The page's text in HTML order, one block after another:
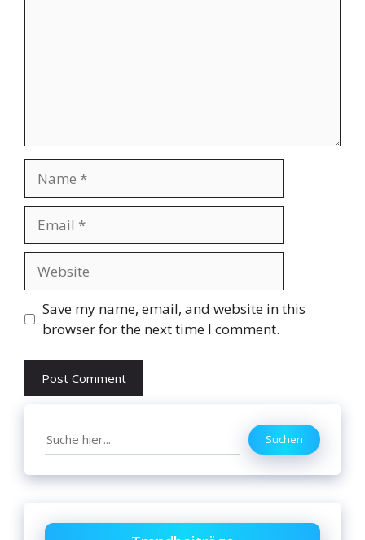
Save my name, email, and website in this
browser for the next time I comment.
Search Suchen